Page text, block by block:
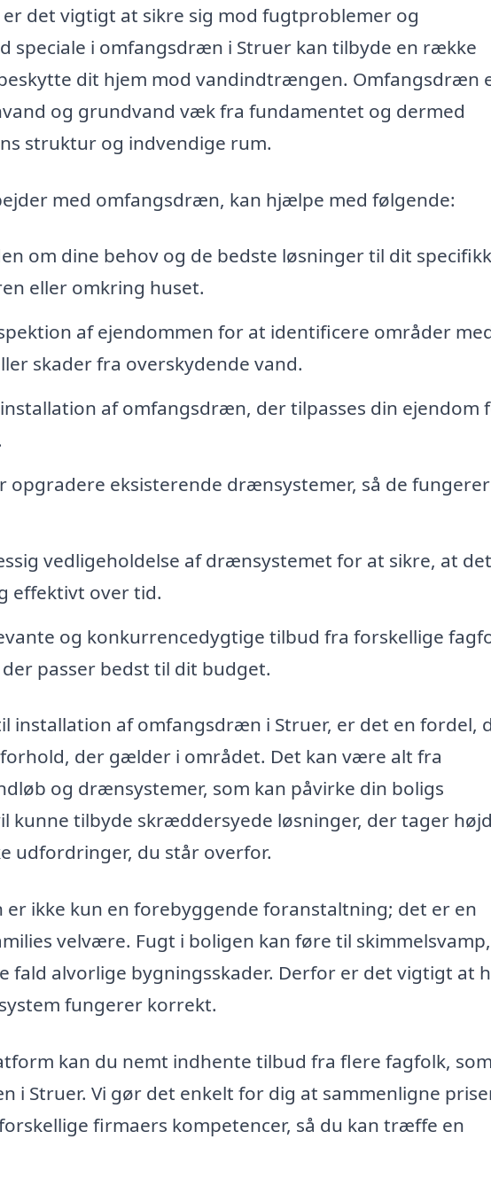
det vigtigt at sikre sig mod fugtproblemer og
speciale i omfangsdræn i Struer kan tilbyde en række
dit hjem mod vandindtrængen. Omfangsdræn
og grundvand væk fra fundamentet og dermed
struktur og indvendige rum.
med omfangsdræn, kan hjælpe med følgende:
om dine behov og de bedste løsninger til dit
eller omkring huset.
af ejendommen for at identificere områder
skader fra overskydende vand.
af omfangsdræn, der tilpasses din ejendom
opgradere eksisterende drænsystemer, så de fungerer
vedligeholdelse af drænsystemet for at sikre, at det
effektivt over tid.
og konkurrencedygtige tilbud fra forskellige
passer bedst til dit budget.
installation af omfangsdræn i Struer, er det en fordel,
der gælder i området. Det kan være alt fra
og drænsystemer, som kan påvirke din boligs
kunne tilbyde skræddersyede løsninger, der tager
udfordringer, du står overfor.
ikke kun en forebyggende foranstaltning; det er en
velvære. Fugt i boligen kan føre til skimmelsvamp,
fald alvorlige bygningsskader. Derfor er det vigtigt at
fungerer korrekt.
kan du nemt indhente tilbud fra flere fagfolk, som
i Struer. Vi gør det enkelt for dig at sammenligne
firmaers kompetencer, så du kan træffe en